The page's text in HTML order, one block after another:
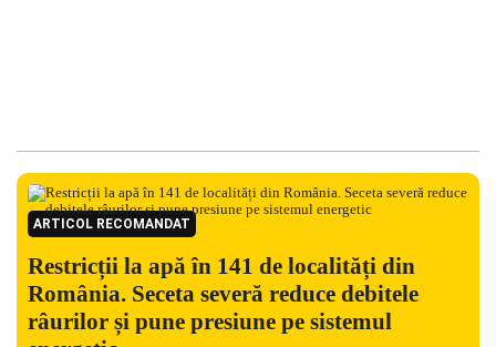
ARTICOL RECOMANDAT
Restricții la apă în 141 de localități din
România. Seceta severă reduce debitele
râurilor și pune presiune pe sistemul